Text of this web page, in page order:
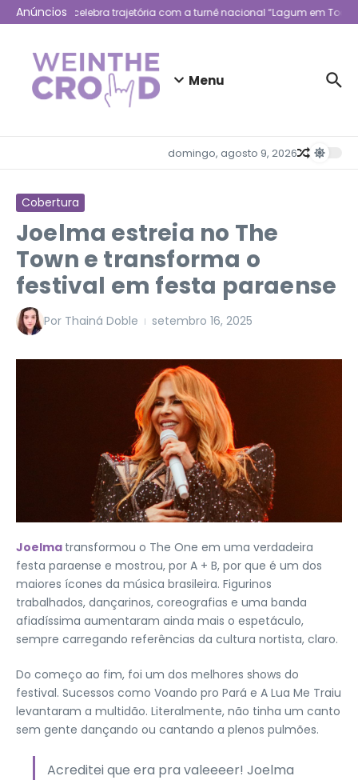
Ir para o conteúdo
Anúncios
Lagum celebra trajetória com a turnê nacional “Lagum em Todo
Menu
domingo, agosto 9, 2026
Cobertura
Joelma estreia no The
Town e transforma o
festival em festa paraense
Por Thainá Doble setembro 16, 2025
Joelma transformou o The One em uma verdadeira
festa paraense e mostrou, por A + B, por que é um dos
maiores ícones da música brasileira. Figurinos
trabalhados, dançarinos, coreografias e uma banda
afiadíssima aumentaram ainda mais o espetáculo,
sempre carregando referências da cultura nortista, claro.
Do começo ao fim, foi um dos melhores shows do
festival. Sucessos como Voando pro Pará e A Lua Me Traiu
levantaram a multidão. Literalmente, não tinha um canto
sem gente dançando ou cantando a plenos pulmões.
Acreditei que era pra valeeeer! Joelma